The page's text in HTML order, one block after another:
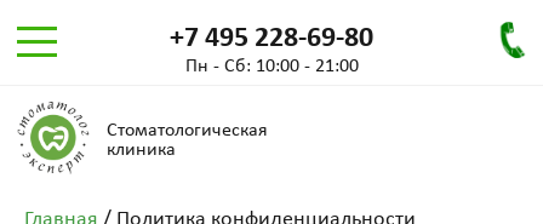
Стоматологическая
клиника
Пн - Сб: 10:00 - 21:00
+7 495 228-69-80